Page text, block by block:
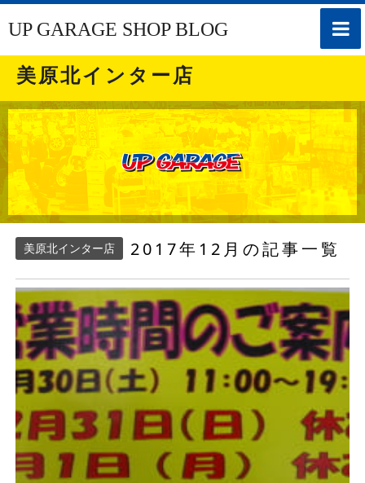
toggle
UP GARAGE SHOP BLOG
美原北インター店
美原北インター店 2017年12月の記事一覧